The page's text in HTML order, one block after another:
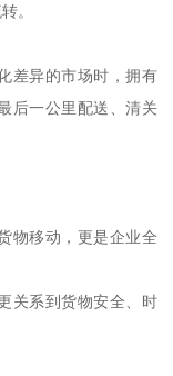
。
差异的市场时，拥有
后一公里配送、清关
物移动，更是企业全
关系到货物安全、时